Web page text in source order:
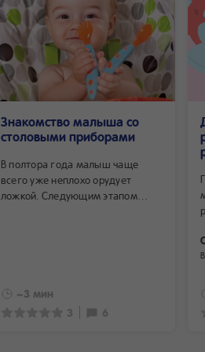
Знакомство малыша со
столовыми приборами
В полтора года малыш чаще
всего уже неплохо орудует
ложкой. Следующим этапом
~3 мин
3
6